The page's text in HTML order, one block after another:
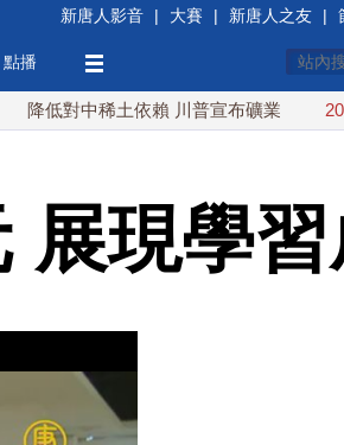
新唐人影音 | 大賽 | 新唐人之友 |
點播
中稀土依賴 川普宣布礦業投資20億美元
展現學